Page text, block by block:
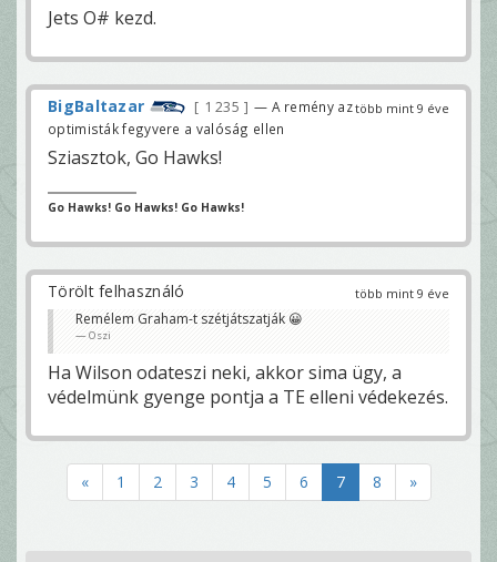
Jets O# kezd.
több mint 9 éve
BigBaltazar 1 235
— A remény az
optimisták fegyvere a valóság ellen
Sziasztok, Go Hawks!
Go Hawks! Go Hawks! Go Hawks!
több mint 9 éve
Törölt felhasználó
Remélem Graham-t szétjátszatják 😀
Oszi
Ha Wilson odateszi neki, akkor sima ügy, a
védelmünk gyenge pontja a TE elleni védekezés.
« 1 2 3 4 5 6 7 8 »